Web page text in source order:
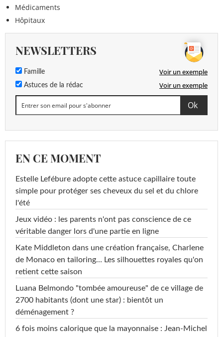
Médicaments
Hôpitaux
NEWSLETTERS
Famille Voir un exemple
Astuces de la rédac Voir un exemple
EN CE MOMENT
Estelle Lefébure adopte cette astuce capillaire toute
simple pour protéger ses cheveux du sel et du chlore
l'été
Jeux vidéo : les parents n'ont pas conscience de ce
véritable danger lors d'une partie en ligne
Kate Middleton dans une création française, Charlene
de Monaco en tailoring… Les silhouettes royales qu'on
retient cette saison
Luana Belmondo "tombée amoureuse" de ce village de
2700 habitants (dont une star) : bientôt un
déménagement ?
6 fois moins calorique que la mayonnaise : Jean-Michel